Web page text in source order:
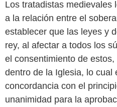
Los tratadistas medievales
a la relación entre el
establecer que las leyes y
rey, al afectar a todos los
el consentimiento de
dentro de la Iglesia, lo cual
concordancia con el
unanimidad para la